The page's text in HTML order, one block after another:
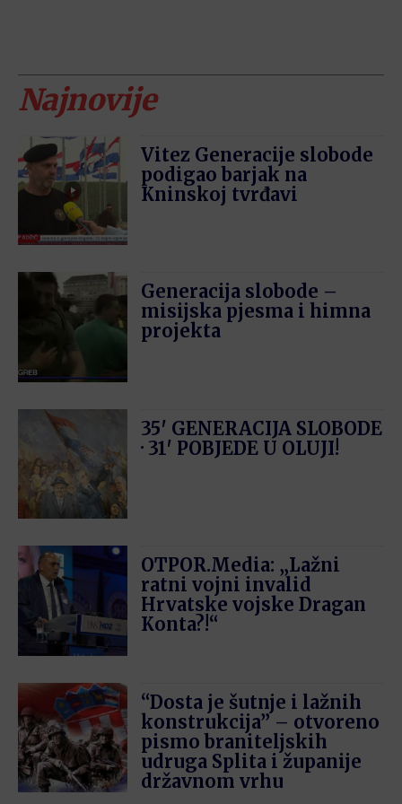
Najnovije
Vitez Generacije slobode
podigao barjak na
Kninskoj tvrđavi
Generacija slobode –
misijska pjesma i himna
projekta
35′ GENERACIJA SLOBODE
· 31′ POBJEDE U OLUJI!
OTPOR.Media: „Lažni
ratni vojni invalid
Hrvatske vojske Dragan
Konta?!“
“Dosta je šutnje i lažnih
konstrukcija” – otvoreno
pismo braniteljskih
udruga Splita i županije
državnom vrhu